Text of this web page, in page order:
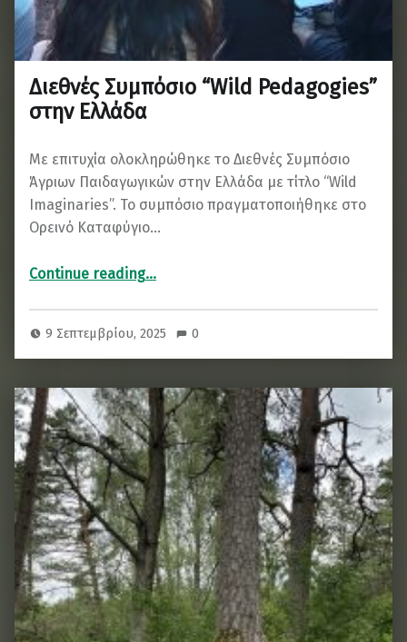
Διεθνές Συμπόσιο “Wild Pedagogies”
στην Ελλάδα
Με επιτυχία ολοκληρώθηκε το Διεθνές Συμπόσιο
Άγριων Παιδαγωγικών στην Ελλάδα με τίτλο “Wild
Imaginaries”. Το συμπόσιο πραγματοποιήθηκε στο
Ορεινό Καταφύγιο…
Continue reading“Διεθνές Συμπόσιο “Wild Pedagogies” στην Ελλάδα”
…
9 Σεπτεμβρίου, 2025 0